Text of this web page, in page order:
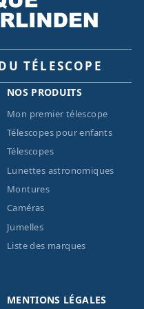
TÉLESCOPE
NOS PRODUITS
Mon premier télescope
Télescopes pour enfants
Télescopes
Lunettes astronomiques
Montures
Caméras
Jumelles
Liste des marques
MENTIONS LÉGALES